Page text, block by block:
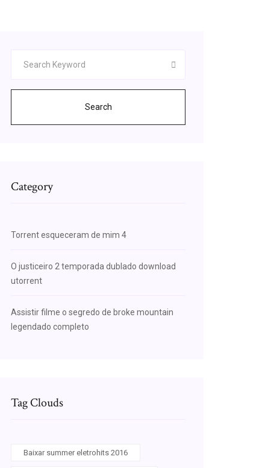
Search
Category
Torrent esqueceram de mim 4
O justiceiro 2 temporada dublado download
utorrent
Assistir filme o segredo de broke mountain
legendado completo
Tag Clouds
Baixar summer eletrohits 2016